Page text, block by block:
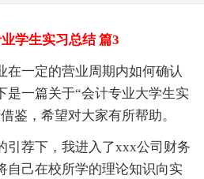
生实习总结 篇3
在一定的营业周期内如何确认
是一篇关于“会计专业大学生实
鉴，希望对大家有所帮助。
引荐下，我进入了xxx公司财务
自己在校所学的理论知识向实